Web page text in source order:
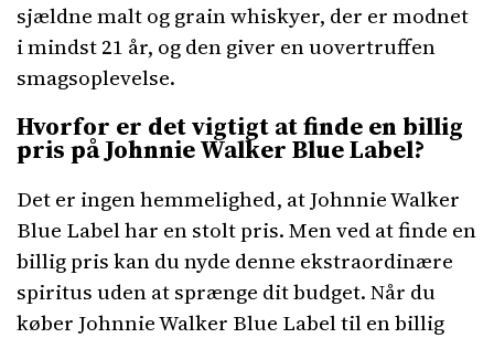
sjældne malt og grain whiskyer, der er modnet
i mindst 21 år, og den giver en uovertruffen
smagsoplevelse.
Hvorfor er det vigtigt at finde en billig
pris på Johnnie Walker Blue Label?
Det er ingen hemmelighed, at Johnnie Walker
Blue Label har en stolt pris. Men ved at finde en
billig pris kan du nyde denne ekstraordinære
spiritus uden at sprænge dit budget. Når du
køber Johnnie Walker Blue Label til en billig